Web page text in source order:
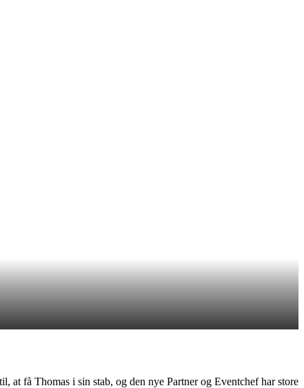
at få Thomas i sin stab, og den nye Partner og Eventchef har store